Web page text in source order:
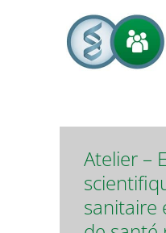
Atelier –
sanitaire